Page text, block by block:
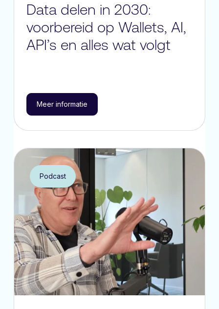
Data delen in 2030:
voorbereid op Wallets, AI,
API’s en alles wat volgt
Meer informatie
Podcast